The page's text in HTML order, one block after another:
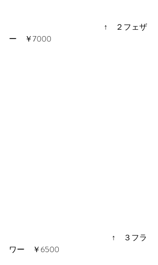
↑　２フェザ
ー　￥7000
↑　３フラ
ワー　￥6500